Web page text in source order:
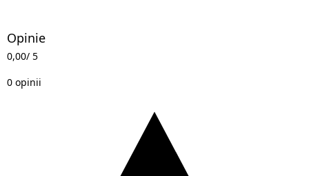
Opinie
0,00/ 5
0 opinii